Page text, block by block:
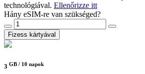
technológiával. Ellenőrizze itt
Hány eSIM-re van szükséged?
Fizess kártyával
3 GB / 10 napok